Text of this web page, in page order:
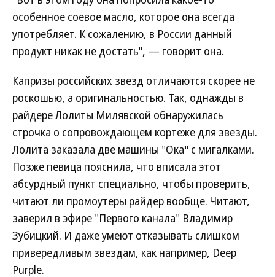
особенное соевое масло, которое она всегда
употребляет. К сожалению, в России данный
продукт никак не достать", — говорит она.
Капризы российских звезд отличаются скорее не
роскошью, а оригинальностью. Так, однажды в
райдере Лолиты Милявской обнаружилась
строчка о сопровождающем кортеже для звезды.
Лолита заказала две машины "Ока" с мигалками.
Позже певица пояснила, что вписала этот
абсурдный пункт специально, чтобы проверить,
читают ли промоутеры райдер вообще. Читают,
заверил в эфире "Первого канала" Владимир
Зубицкий. И даже умеют отказывать слишком
привередливым звездам, как например, Deep
Purple.